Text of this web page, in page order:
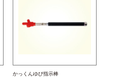
かっくんゆび指示棒